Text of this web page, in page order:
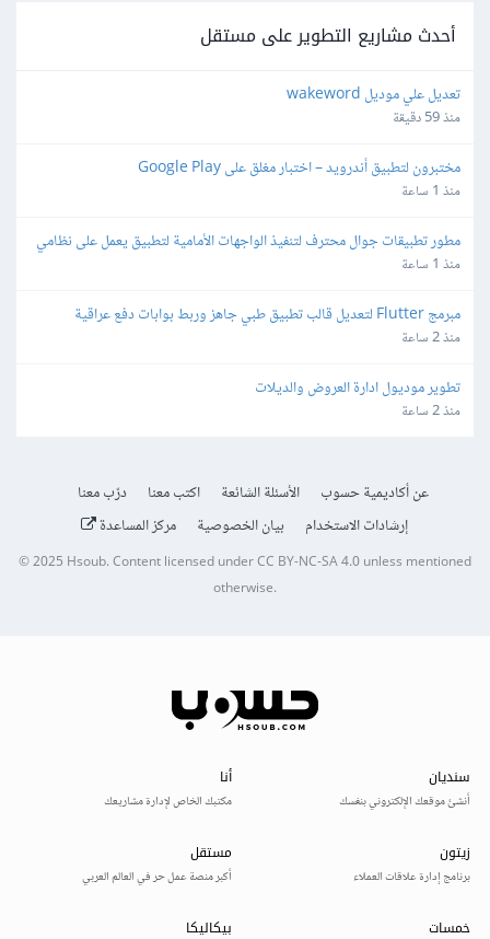
أحدث مشاريع التطوير على مستقل
تعديل علي موديل wakeword
منذ 59 دقيقة
مختبرون لتطبيق أندرويد – اختبار مغلق على Google Play
منذ 1 ساعة
Android   iOٍS
منذ 1 ساعة
مبرمج Flutter لتعديل قالب تطبيق طبي جاهز وربط بوابات دفع عراقية
منذ 2 ساعة
تطوير موديول ادارة العروض والديلات
منذ 2 ساعة
عن أكاديمية حسوب الأسئلة الشائعة اكتب معنا
درّب معنا
إرشادات الاستخدام
بيان الخصوصية مركز المساعدة
© 2025 Hsoub.Content licensed underCC BY-NC-SA 4.0unless mentioned
otherwise.